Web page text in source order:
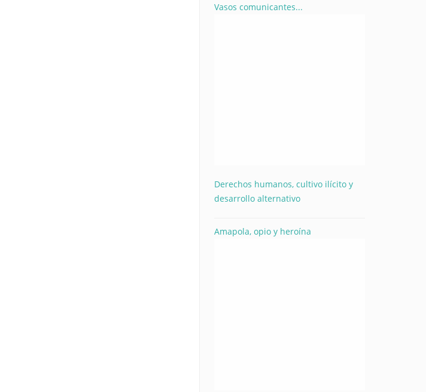
Vasos comunicantes...
Derechos humanos, cultivo ilícito y
desarrollo alternativo
Amapola, opio y heroína